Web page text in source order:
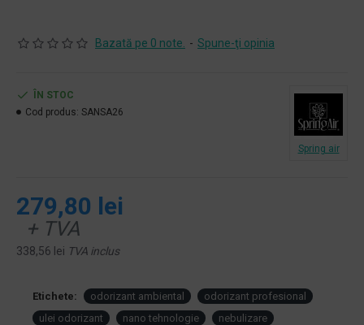
Bazată pe 0 note. - Spune-ţi opinia
279,80 lei
+ TVA
338,56 lei TVA inclus
ÎN STOC
Cod produs: SANSA26
Spring air
Etichete: odorizant ambiental
odorizant profesional
ulei odorizant
nano tehnologie
nebulizare